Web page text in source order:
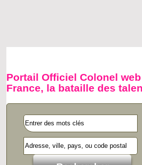
Portail Officiel Colonel
France, la bataille des